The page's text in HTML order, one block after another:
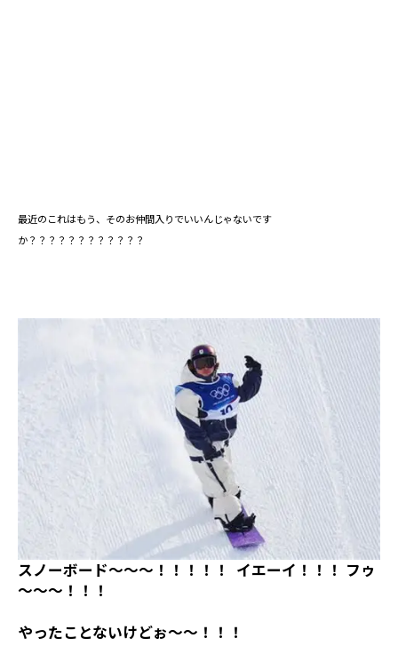
最近のこれはもう、そのお仲間入りでいいんじゃないです
か？？？？？？？？？？？？
スノーボード～～～！！！！！ イエーイ！！！ フゥ
～～～！！！
やったことないけどぉ～～！！！